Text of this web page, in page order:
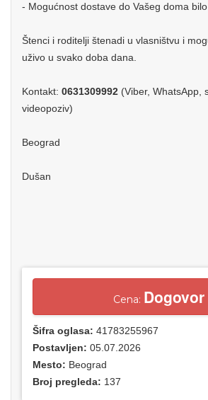
- Mogućnost dostave do Vašeg doma bilo
Štenci i roditelji štenadi u vlasništvu i
uživo u svako doba dana.
Kontakt: 0631309992 (Viber, WhatsApp,
videopoziv)
Beograd
Dušan
Cena: Dogovor
Šifra oglasa: 41783255967
Postavljen: 05.07.2026
Mesto: Beograd
Broj pregleda: 137